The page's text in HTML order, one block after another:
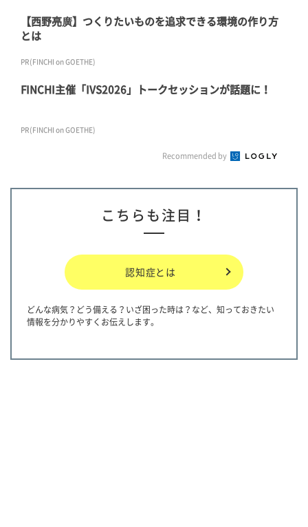
【西野亮廣】つくりたいものを追求できる環境の作り方
とは
PR(FINCHI on GOETHE)
FINCHI主催「IVS2026」トークセッションが話題に！
PR(FINCHI on GOETHE)
Recommended by
こちらも注目！
認知症とは
どんな病気？どう備える？いざ困った時は？など、知っておきたい
情報を分かりやすくお伝えします。